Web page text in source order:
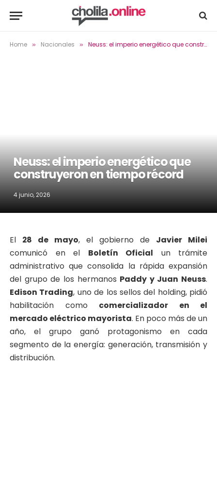
Home » Nacionales » Neuss: el imperio energético que construyeron en tiempo récord
Neuss: el imperio energético que
construyeron en tiempo récord
4 junio, 2026
El 28 de mayo, el gobierno de Javier Milei
comunicó en el Boletín Oficial un trámite
administrativo que consolida la rápida expansión
del grupo de los hermanos Paddy y Juan Neuss.
Edison Trading, uno de los sellos del holding, pidió
habilitación como comercializador en el
mercado eléctrico mayorista. En poco más de un
año, el grupo ganó protagonismo en cada
segmento de la energía: generación, transmisión y
distribución.